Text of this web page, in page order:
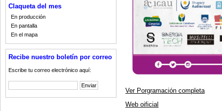
Claqueta del mes
En producción
En pantalla
En el mapa
Recibe nuestro boletín por correo
Escribe tu correo electrónico aquí:
Ver Porgramación completa
Web oificial